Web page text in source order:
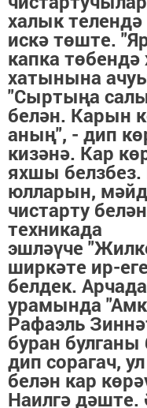
халык
искә төште.
капка
хатынына
"Сыртыңа
белән. Карын
аның", - дип
кизәнә. Кар
яхшы белзбез.
юлларын,
чистарту
техникада
эшләүче
ширкәте ир-
белдек.
урамында
Рафаэль
буран
дип сорагач,
белән кар
Наилгә